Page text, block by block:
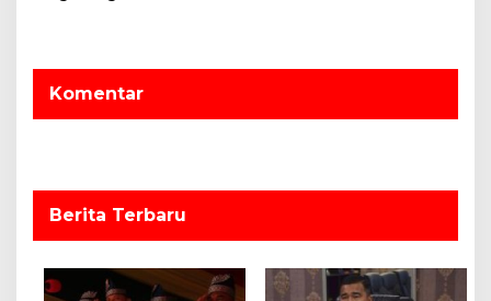
p
o
s
Komentar
Berita Terbaru